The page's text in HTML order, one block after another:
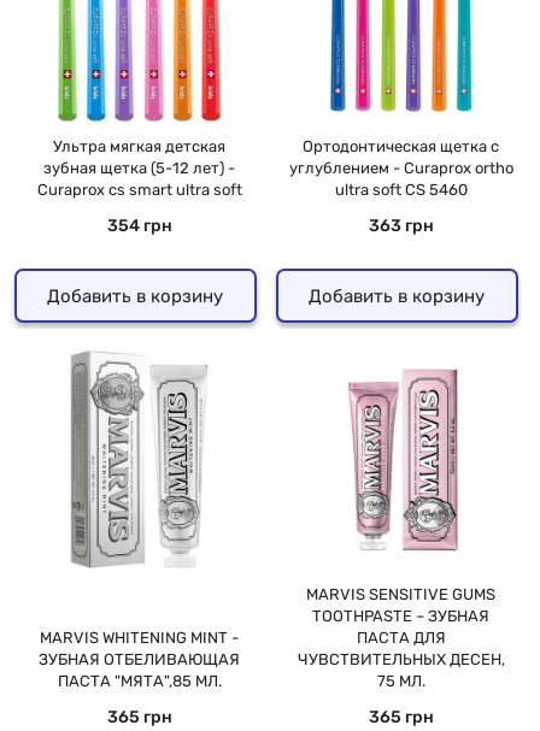
Ультра мягкая детская
зубная щетка (5-12 лет) -
Curaprox cs smart ultra soft
354 грн
Добавить в корзину
Ортодонтическая щетка с
углублением - Curaprox ortho
ultra soft CS 5460
363 грн
Добавить в корзину
MARVIS WHITENING MINT -
ЗУБНАЯ ОТБЕЛИВАЮЩАЯ
ПАСТА "МЯТА",85 МЛ.
365 грн
MARVIS SENSITIVE GUMS
TOOTHPASTE – ЗУБНАЯ
ПАСТА ДЛЯ
ЧУВСТВИТЕЛЬНЫХ ДЕСЕН,
75 МЛ.
365 грн